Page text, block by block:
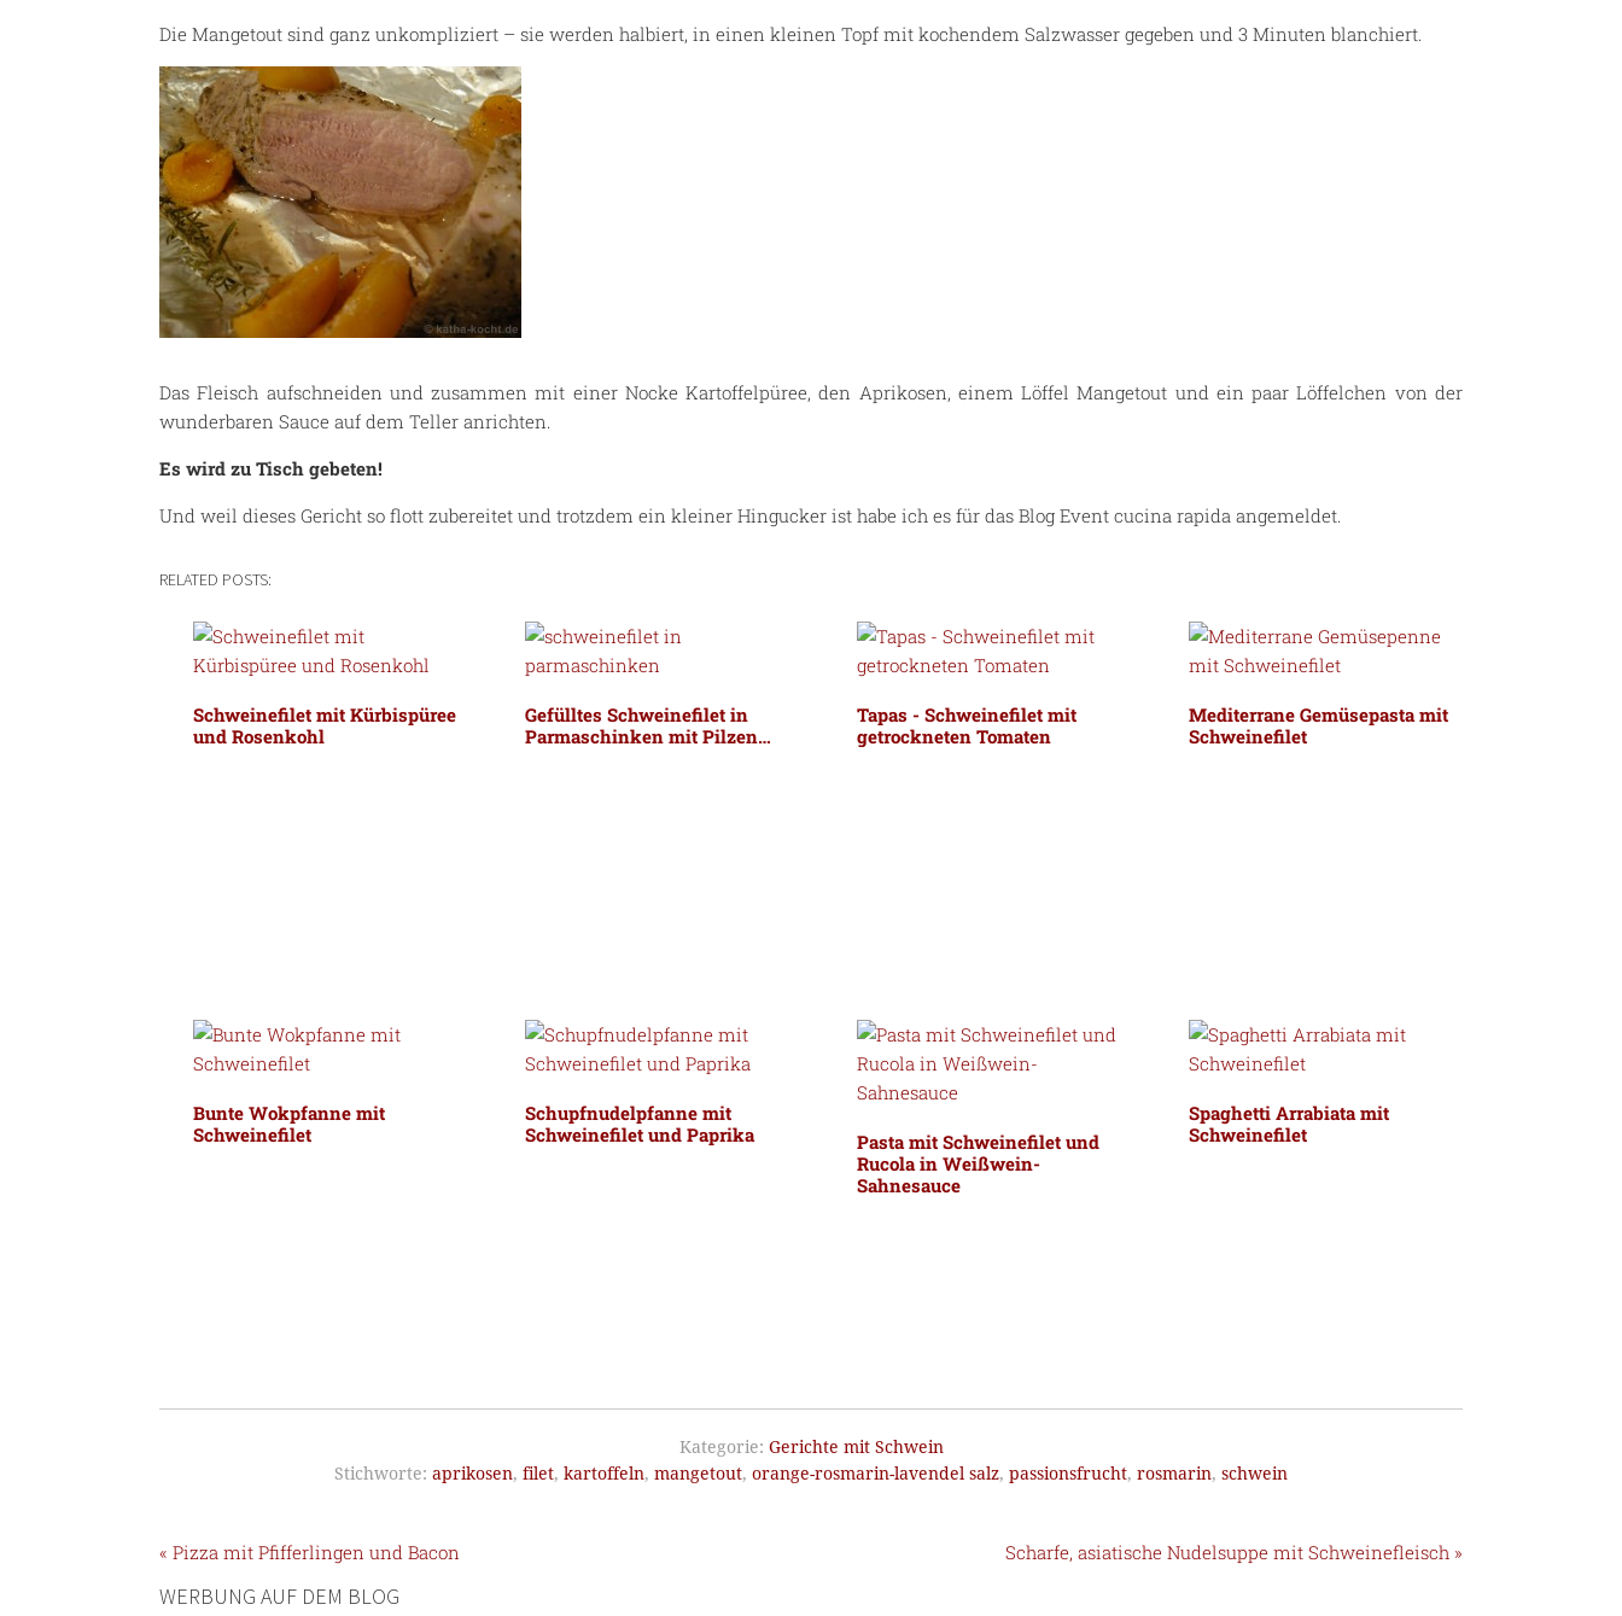
Die Mangetout sind ganz unkompliziert – sie werden halbiert, in einen kleinen Topf mit kochendem Salzwasser gegeben und 3 Minuten blanchiert.
Das Fleisch aufschneiden und zusammen mit einer Nocke Kartoffelpüree, den Aprikosen, einem Löffel Mangetout und ein paar Löffelchen von der
wunderbaren Sauce auf dem Teller anrichten.
Es wird zu Tisch gebeten!
Und weil dieses Gericht so flott zubereitet und trotzdem ein kleiner Hingucker ist habe ich es für das Blog Event cucina rapida angemeldet.
RELATED POSTS:
Schweinefilet mit Kürbispüree
und Rosenkohl
Gefülltes Schweinefilet in
Parmaschinken mit Pilzen…
Tapas - Schweinefilet mit
getrockneten Tomaten
Mediterrane Gemüsepasta mit
Schweinefilet
Bunte Wokpfanne mit
Schweinefilet
Schupfnudelpfanne mit
Schweinefilet und Paprika
Pasta mit Schweinefilet und
Rucola in Weißwein-
Sahnesauce
Spaghetti Arrabiata mit
Schweinefilet
Kategorie: Gerichte mit Schwein
Stichworte: aprikosen, filet, kartoffeln, mangetout, orange-rosmarin-lavendel salz, passionsfrucht, rosmarin, schwein
« Pizza mit Pfifferlingen und Bacon Scharfe, asiatische Nudelsuppe mit Schweinefleisch »
WERBUNG AUF DEM BLOG